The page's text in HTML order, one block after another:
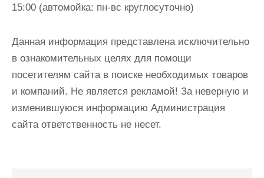
15:00 (автомойка: пн-вс круглосуточно)
Данная информация представлена исключительно
в ознакомительных целях для помощи
посетителям сайта в поиске необходимых товаров
и компаний. Не является рекламой! За неверную и
изменившуюся информацию Администрация
сайта ответственность не несет.